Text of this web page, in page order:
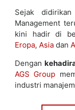
Sejak
Management
kini hadir di
Eropa, Asia dan
Dengan
AGS Group
industri